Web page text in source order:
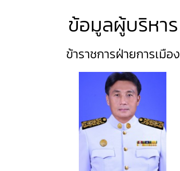
ข้อมูลผู้บริหาร
ข้าราชการฝ่ายการเมือง